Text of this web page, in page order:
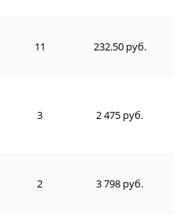
11 232.50 руб.
3 2 475 руб.
2 3 798 руб.